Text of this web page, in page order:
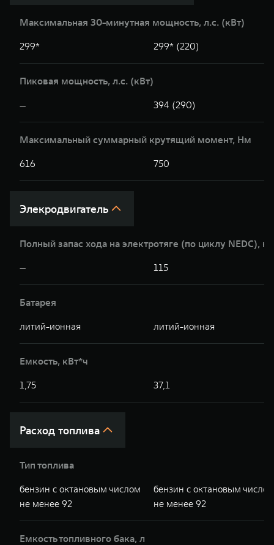
Максимальная 30-минутная мощность, л.c. (кВт)
299* 299* (220)
Пиковая мощность, л.с. (кВт)
— 394 (290)
Максимальный суммарный крутящий момент, Нм
616 750
Элекродвигатель
Полный запас хода на электротяге (по циклу NEDC),
— 115
Батарея
литий-ионная литий-ионная
Емкость, кВт*ч
1,75 37,1
Расход топлива
Тип топлива
бензин с октановым числом
не менее 92
бензин с октановым числом
не менее 92
Емкость топливного бака, л